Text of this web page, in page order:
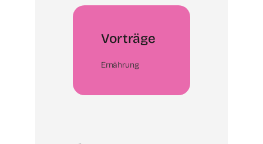
Vorträge
Ernährung